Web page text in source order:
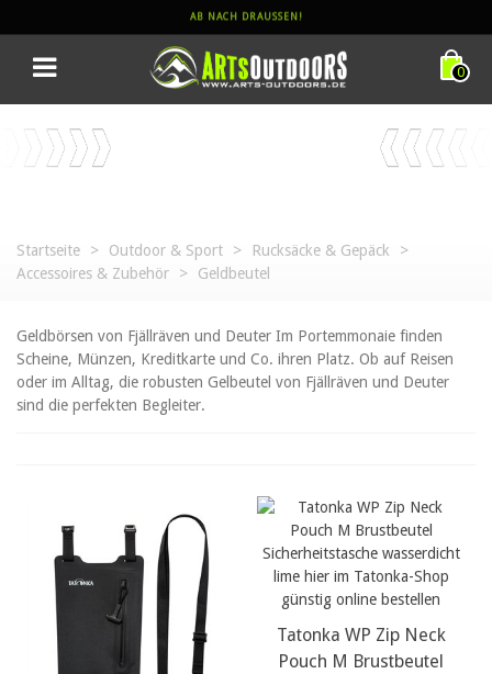
AB NACH DRAUSSEN!
0
Startseite > Outdoor & Sport > Rucksäcke & Gepäck
>
Accessoires & Zubehör
> Geldbeutel
Geldbörsen von Fjällräven und Deuter Im Portemmonaie finden
Scheine, Münzen, Kreditkarte und Co. ihren Platz. Ob auf Reisen
oder im Alltag, die robusten Gelbeutel von Fjällräven und Deuter
sind die perfekten Begleiter.
Tatonka WP Zip Neck
Pouch M Brustbeutel